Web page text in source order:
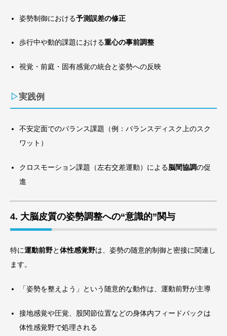
姿勢制御における予測誤差の修正
歩行中や動的課題における重心の事前調整
視覚・前庭・固有感覚の統合と姿勢への反映
▷実践例
不安定面でのバランス課題（例：バランスディスク上のスク
ワット）
クロスモーション課題（左右交差運動）による脳間協調の促
進
4. 大脳皮質の姿勢調整への“意識的”関与
特に運動前野と体性感覚野は、姿勢の随意的制御と密接に関連し
ます。
「姿勢を整えよう」という随意的な動作は、運動前野が主導
接地感覚や圧覚、股関節位置などの身体内フィードバックは
体性感覚野で処理される